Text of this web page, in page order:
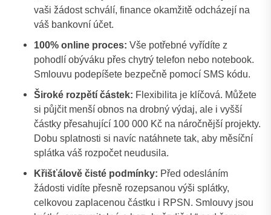
vaši žádost schválí, finance okamžitě odcházejí na
váš bankovní účet.
100% online proces: Vše potřebné vyřídíte z
pohodlí obýváku přes chytrý telefon nebo notebook.
Smlouvu podepíšete bezpečně pomocí SMS kódu.
Široké rozpětí částek: Flexibilita je klíčová. Můžete
si půjčit menší obnos na drobný výdaj, ale i vyšší
částky přesahující 100 000 Kč na náročnější projekty.
Dobu splatnosti si navíc natáhnete tak, aby měsíční
splátka váš rozpočet neudusila.
Křišťálově čisté podmínky: Před odesláním
žádosti vidíte přesně rozepsanou výši splátky,
celkovou zaplacenou částku i RPSN. Smlouvy jsou